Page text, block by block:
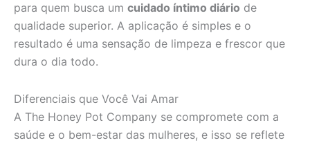
para quem busca um cuidado íntimo diário de
qualidade superior. A aplicação é simples e o
resultado é uma sensação de limpeza e frescor que
dura o dia todo.
Diferenciais que Você Vai Amar
A The Honey Pot Company se compromete com a
saúde e o bem-estar das mulheres, e isso se reflete